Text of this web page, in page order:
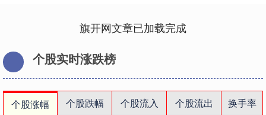
旗开网文章已加载完成
个股实时涨跌榜
个股涨幅 个股跌幅 个股流入 个股流出
换手率